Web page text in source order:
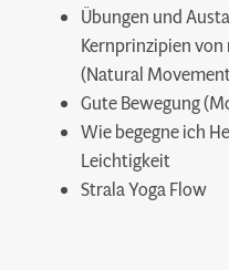
Übungen und
Kernprinzipien
(Natural
Gute Bewegung
Wie begegne ich
Leichtigkeit
Strala Yoga Flow